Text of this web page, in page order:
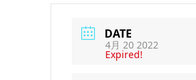
DATE
4月 20 2022
Expired!